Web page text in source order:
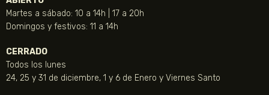
Martes a sábado: 10 a 14h | 17 a 20h
Domingos y festivos: 11 a 14h
CERRADO
Todos los lunes
24, 25 y 31 de diciembre, 1 y 6 de Enero y Viernes Santo